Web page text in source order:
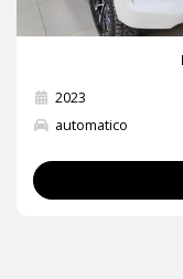
2023
automatico